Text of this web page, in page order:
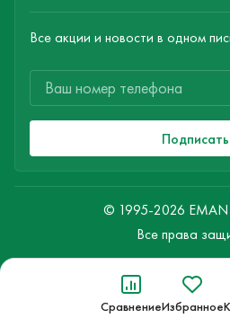
СравнениеИзбранное
Все акции и новости в одном
© 1995-2026 EMAN
Все права